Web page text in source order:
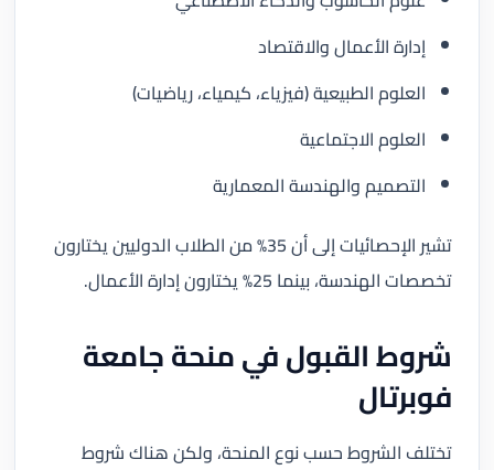
إدارة الأعمال والاقتصاد
العلوم الطبيعية (فيزياء، كيمياء، رياضيات)
العلوم الاجتماعية
التصميم والهندسة المعمارية
تشير الإحصائيات إلى أن 35% من الطلاب الدوليين يختارون
تخصصات الهندسة، بينما 25% يختارون إدارة الأعمال.
شروط القبول في منحة جامعة
فوبرتال
تختلف الشروط حسب نوع المنحة، ولكن هناك شروط